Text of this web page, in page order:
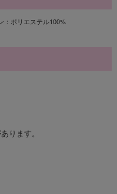
：ポリエステル100%
ります。